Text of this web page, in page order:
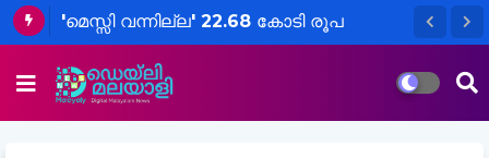
'മെസ്സി വന്നില്ല' 22.68 കോടി രൂപ
അടയ്ക്കണമെന്നാവശ്യപ്പെട്ട് സമൻസ്